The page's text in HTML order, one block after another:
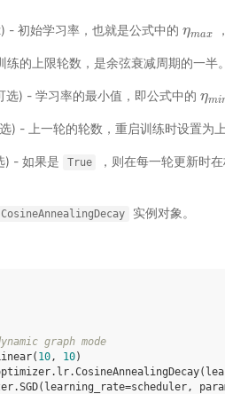
- 初始学习率，也就是公式中的 ηmax
ηmax
的上限轮数，是余弦衰减周期的一半。
) - 学习率的最小值，即公式中的 ηmi
ηmi
) - 上一轮的轮数，重启训练时设置为
- 如果是 True ，则在每一轮更新时
CosineAnnealingDecay 实例对象。
graph mode
( 10, 10)
. lr.CosineAnnealingDecay(
.SGD( learning_rate=scheduler,